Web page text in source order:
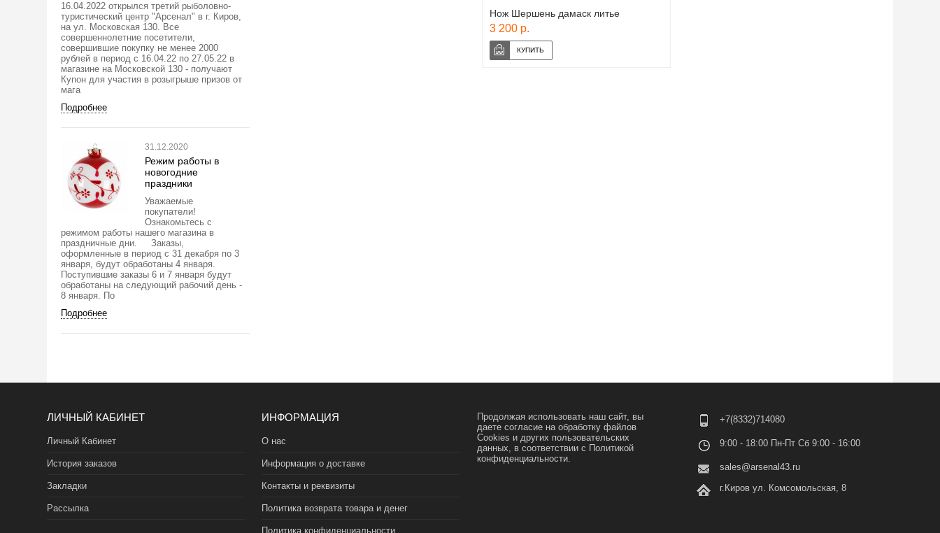
16.04.2022 открылся третий рыболовно-
туристический центр "Арсенал" в г. Киров,
на ул. Московская 130. Все
совершеннолетние посетители,
совершившие покупку не менее 2000
рублей в период с 16.04.22 по 27.05.22 в
магазине на Московской 130 - получают
Купон для участия в розыгрыше призов от
мага
Подробнее
31.12.2020
Режим работы в
новогодние
праздники
Уважаемые
покупатели!
Ознакомьтесь с
режимом работы нашего магазина в
праздничные дни. Заказы,
оформленные в период с 31 декабря по 3
января, будут обработаны 4 января.
Поступившие заказы 6 и 7 января будут
обработаны на следующий рабочий день -
8 января. По
Подробнее
Нож Шершень дамаск литье
3 200 р.
ЛИЧНЫЙ КАБИНЕТ
Личный Кабинет
История заказов
Закладки
Рассылка
ИНФОРМАЦИЯ
О нас
Информация о доставке
Контакты и реквизиты
Политика возврата товара и денег
Политика конфиденциальности
Продолжая использовать наш сайт, вы
даете согласие на обработку файлов
Cookies и других пользовательских
данных, в соответствии с Политикой
конфиденциальности.
+7(8332)714080
9:00 - 18:00 Пн-Пт Сб 9:00 - 16:00
sales@arsenal43.ru
г.Киров ул. Комсомольская, 8